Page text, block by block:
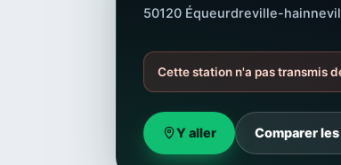
50120 Équeurdreville-
Cette station n'a pas transmis
Y aller Comparer